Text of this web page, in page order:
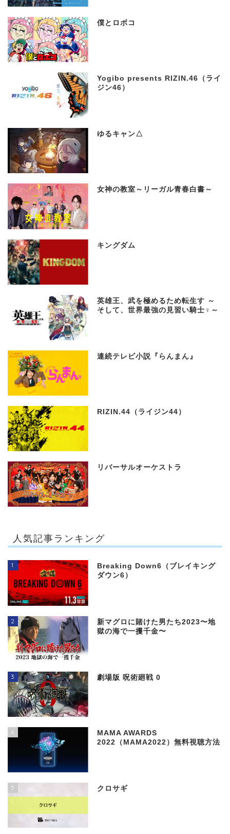
僕とロボコ
Yogibo presents RIZIN.46（ライ
ジン46）
ゆるキャン△
女神の教室～リーガル青春白書～
キングダム
英雄王、武を極めるため転生す ～
そして、世界最強の見習い騎士♀～
連続テレビ小説『らんまん』
RIZIN.44（ライジン44）
リバーサルオーケストラ
人気記事ランキング
1
Breaking Down6（ブレイキング
ダウン6）
2
新マグロに賭けた男たち2023〜地
獄の海で一攫千金〜
3 劇場版 呪術廻戦 0
4
MAMA AWARDS
2022（MAMA2022）無料視聴方法
5 クロサギ